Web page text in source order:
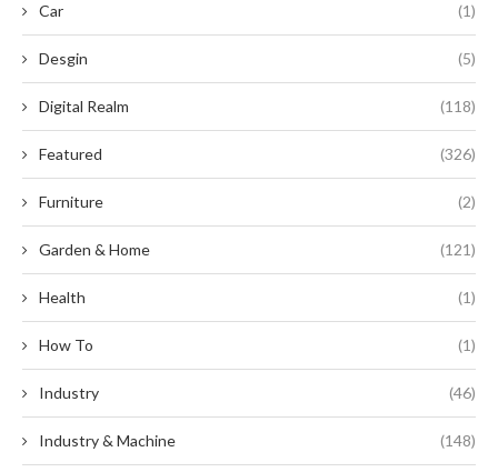
Car (1)
Desgin (5)
Digital Realm (118)
Featured (326)
Furniture (2)
Garden & Home (121)
Health (1)
How To (1)
Industry (46)
Industry & Machine (148)